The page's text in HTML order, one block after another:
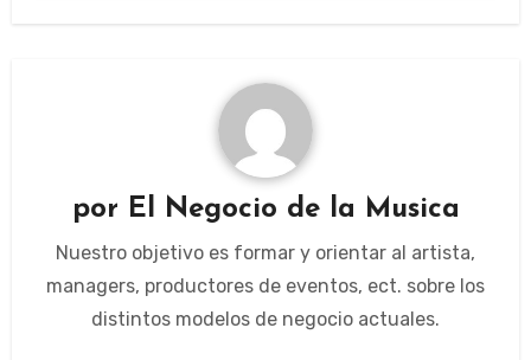
por El Negocio de la Musica
Nuestro objetivo es formar y orientar al artista,
managers, productores de eventos, ect. sobre los
distintos modelos de negocio actuales.